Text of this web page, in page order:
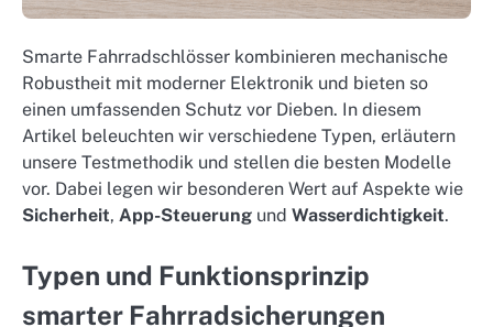
Smarte Fahrradschlösser kombinieren mechanische
Robustheit mit moderner Elektronik und bieten so
einen umfassenden Schutz vor Dieben. In diesem
Artikel beleuchten wir verschiedene Typen, erläutern
unsere Testmethodik und stellen die besten Modelle
vor. Dabei legen wir besonderen Wert auf Aspekte wie
Sicherheit, App-Steuerung und Wasserdichtigkeit.
Typen und Funktionsprinzip
smarter Fahrradsicherungen